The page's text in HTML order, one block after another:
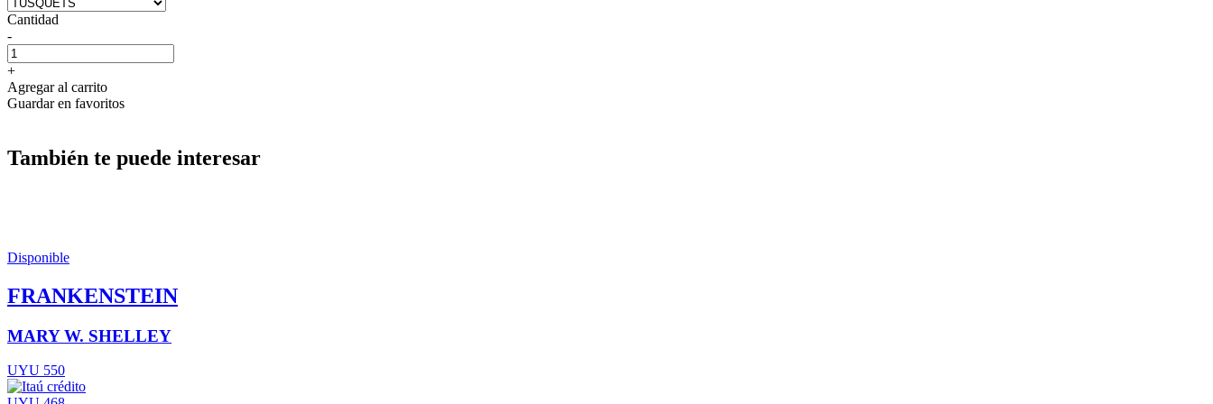
Cantidad
-
+
Agregar al carrito
Guardar en favoritos
También te puede interesar
Disponible
FRANKENSTEIN
MARY W. SHELLEY
UYU 550